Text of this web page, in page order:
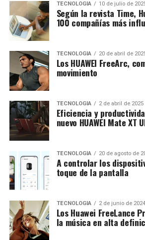
TECNOLOGÍA 10 de julio de
Según la revista Time,
100 compañías más
TECNOLOGÍA 20 de abril de
Los HUAWEI FreeArc,
movimiento
TECNOLOGÍA 2 de abril de 2025
Eficiencia y
nuevo HUAWEI Mate XT
TECNOLOGÍA 20 de agosto de
A controlar los
toque de la pantalla
TECNOLOGÍA 2 de junio de 2024
Los Huawei FreeLance
la música en alta